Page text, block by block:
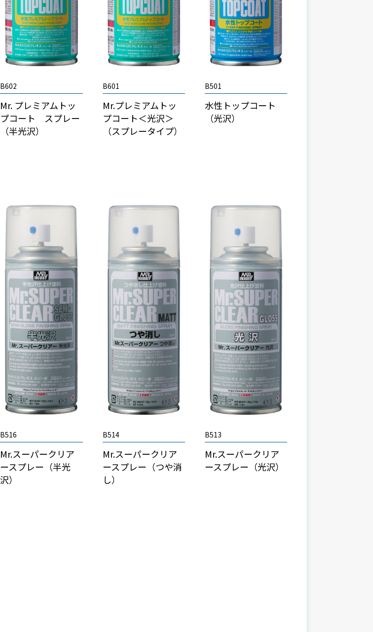
B602
Mr. プレミアムトッ
プコート スプレー
（半光沢）
B601
Mr.プレミアムトッ
プコート＜光沢＞
（スプレータイプ）
B501
水性トップコート
（光沢）
B516
Mr.スーパークリア
ースプレー（半光
沢）
B514
Mr.スーパークリア
ースプレー（つや消
し）
B513
Mr.スーパークリア
ースプレー（光沢）